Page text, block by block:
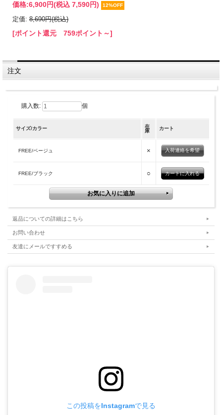
価格:6,900円(税込 7,590円) 12%OFF
定価: 8,690円(税込)
[ポイント還元 759ポイント～]
注文
購入数: 個
サイズ/カラー
在
庫
カート
FREE/ベージュ × 入荷連絡を希望
FREE/ブラック ○
返品についての詳細はこちら
お問い合わせ
友達にメールですすめる
この投稿をInstagramで見る